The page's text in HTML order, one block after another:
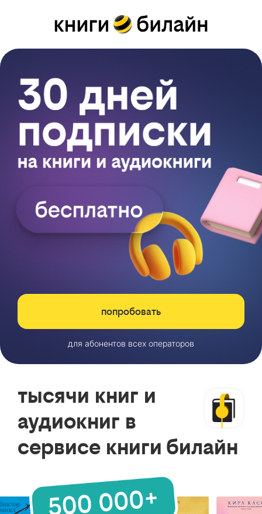
попробовать
для абонентов всех операторов
тысячи книг и
аудиокниг в
сервисе книги билайн